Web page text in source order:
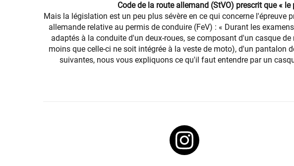
Code de la route allemand (StVO) prescrit que «
Mais la législation est un peu plus sévère en ce qui concerne
allemande relative au permis de conduire (FeV) : « Durant les
adaptés à la conduite d'un deux-roues, se composant d'un casque
moins que celle-ci ne soit intégrée à la veste de moto), d'un
suivantes, nous vous expliquons ce qu'il faut entendre par un